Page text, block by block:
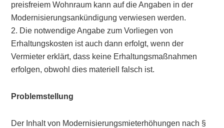
preisfreiem Wohnraum kann auf die Angaben in der
Modernisierungsankündigung verwiesen werden.
2. Die notwendige Angabe zum Vorliegen von
Erhaltungskosten ist auch dann erfolgt, wenn der
Vermieter erklärt, dass keine Erhaltungsmaßnahmen
erfolgen, obwohl dies materiell falsch ist.
Problemstellung
Der Inhalt von Modernisierungsmieterhöhungen nach §